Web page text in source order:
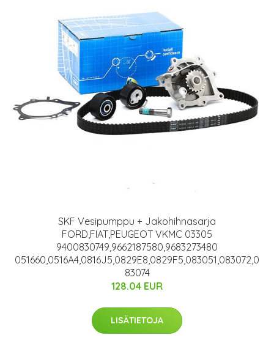
SKF Vesipumppu + Jakohihnasarja
FORD,FIAT,PEUGEOT VKMC 03305
9400830749,9662187580,9683273480
051660,0516A4,0816J5,0829E8,0829F5,083051,083072,0
83074
128.04 EUR
LISÄTIETOJA